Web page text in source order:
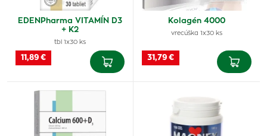
EDENPharma VITAMÍN D3
+ K2
tbl 1x30 ks
11,89 €
Kolagén 4000
vrecúška 1x30 ks
31,79 €